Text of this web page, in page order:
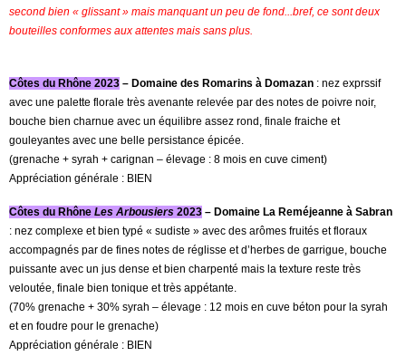
second bien « glissant » mais manquant un peu de fond...bref, ce sont deux
bouteilles conformes aux attentes mais sans plus.
Côtes du Rhône 2023 – Domaine des Romarins à Domazan : nez exprssif
avec une palette florale très avenante relevée par des notes de poivre noir,
bouche bien charnue avec un équilibre assez rond, finale fraiche et
gouleyantes avec une belle persistance épicée.
(grenache + syrah + carignan – élevage : 8 mois en cuve ciment)
Appréciation générale : BIEN
Côtes du Rhône Les Arbousiers 2023 – Domaine La Reméjeanne à Sabran
: nez complexe et bien typé « sudiste » avec des arômes fruités et floraux
accompagnés par de fines notes de réglisse et d’herbes de garrigue, bouche
puissante avec un jus dense et bien charpenté mais la texture reste très
veloutée, finale bien tonique et très appétante.
(70% grenache + 30% syrah – élevage : 12 mois en cuve béton pour la syrah
et en foudre pour le grenache)
Appréciation générale : BIEN